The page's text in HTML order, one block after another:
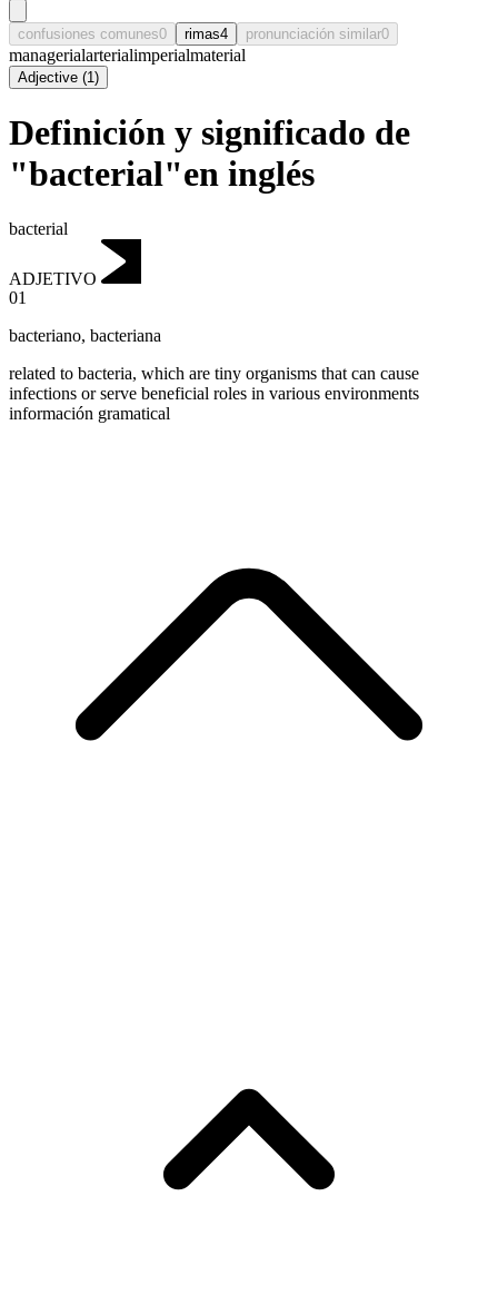
confusiones comunes0 rimas4 pronunciación similar0
managerialarterialimperialmaterial
Adjective (1)
Definición y significado de
"bacterial"en inglés
bacterial
ADJETIVO
01
bacteriano, bacteriana
related to bacteria, which are tiny organisms that can cause
infections or serve beneficial roles in various environments
información gramatical